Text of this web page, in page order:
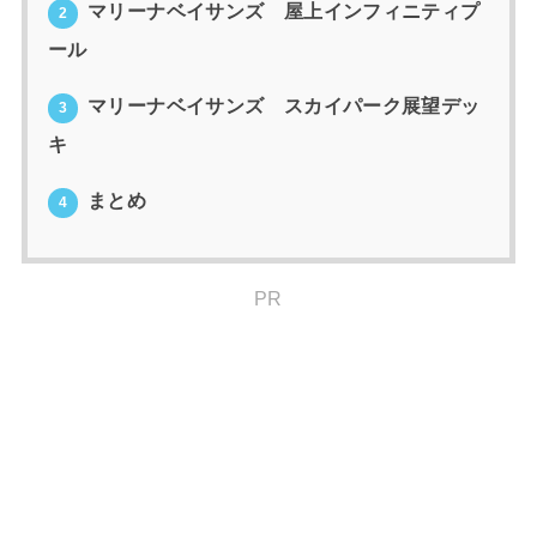
2
マリーナベイサンズ 屋上インフィニティプ
ール
3
マリーナベイサンズ スカイパーク展望デッ
キ
4 まとめ
PR